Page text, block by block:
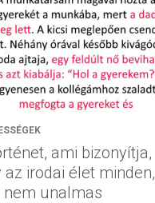
ami bizonyítja,
az irodai élet minden,
nem unalmas